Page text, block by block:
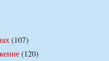
(107)
(120)